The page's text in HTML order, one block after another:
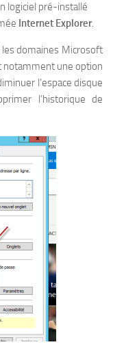
logiciel pré-installé
Internet Explorer.
domaines Microsoft
notamment une option
l’espace disque
l’historique de